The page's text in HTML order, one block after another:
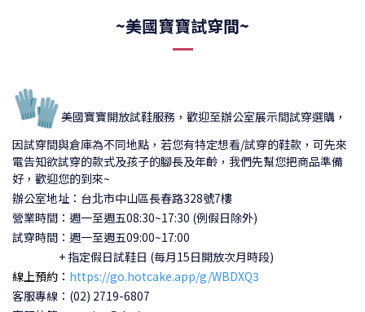
~美國寶寶試穿間~
🧤美國寶寶開放試鞋服務，歡迎至辦公室展示間試穿選購，
因試穿間與倉庫為不同地點，若您有特定想看/試穿的鞋款，可先來
電告知欲試穿的款式及孩子的腳長及年齡，我們先幫您把商品準備
好，歡迎您的到來~
辦公室地址：台北市中山區長春路328號7樓
營業時間：週一至週五08:30~17:30 (例假日除外)
試穿時間： 週一至週五09:00~17:00
+ 指定假日試鞋日 (每月15日開放次月時段)
線上預約： https://go.hotcake.app/g/WBDXQ3
客服專線：(02) 2719-6807